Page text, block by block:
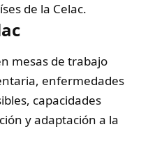
de la Celac.
mesas de trabajo
enfermedades
capacidades
y adaptación a la